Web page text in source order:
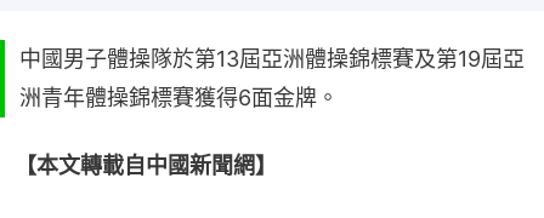
中國男子體操隊於第13屆亞洲體操錦標賽及第19屆亞
洲青年體操錦標賽獲得6面金牌。
【本文轉載自中國新聞網】